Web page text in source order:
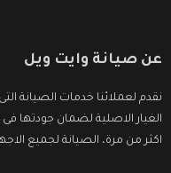
عن صيانة وايت ويل
نقدم لعملائنا خدمات الصيانة
الغيار الاصلية لضمان جودتها
اكثر من مرة، الصيانة لجميع